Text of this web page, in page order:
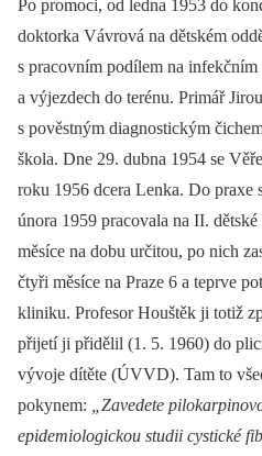
Po promoci, od ledna 1953 do
doktorka Vávrová na dětském
s pracovním podílem na
a výjezdech do terénu. Primář
s pověstným diagnostickým
škola. Dne 29. dubna 1954 se
roku 1956 dcera Lenka. Do praxe
února 1959 pracovala na II.
měsíce na dobu určitou, po nich
čtyři měsíce na Praze 6 a teprve
kliniku. Profesor Houštěk ji totiž
přijetí ji přidělil (1. 5. 1960) do
vývoje dítěte (ÚVVD). Tam to
pokynem:
„Zavedete
epidemiologickou studii cystické